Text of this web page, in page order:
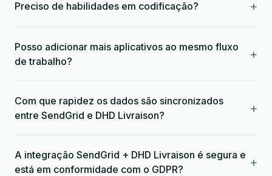
Preciso de habilidades em codificação? +
Posso adicionar mais aplicativos ao mesmo fluxo
de trabalho?
+
Com que rapidez os dados são sincronizados
entre SendGrid e DHD Livraison?
+
A integração SendGrid + DHD Livraison é segura e
está em conformidade com o GDPR?
+